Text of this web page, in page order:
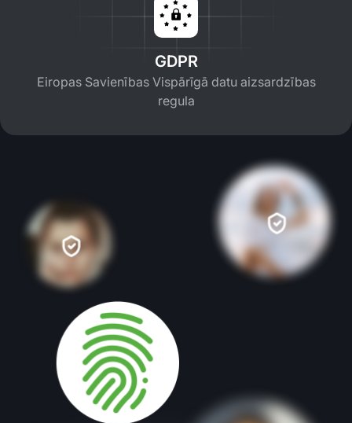
GDPR
Eiropas Savienības Vispārīgā datu aizsardzības
regula